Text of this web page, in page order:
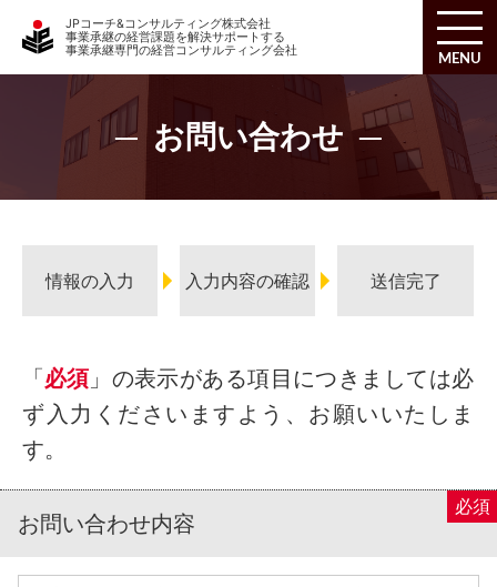
JPコーチ&コンサルティング株式会社
事業承継の経営課題を解決サポートする
事業承継専門の経営コンサルティング会社
MENU
お問い合わせ
情報の入力 入力内容の確認 送信完了
「
」の表示がある項目につきましては必
ず入力くださいますよう、お願いいたしま
す。
お問い合わせ内容